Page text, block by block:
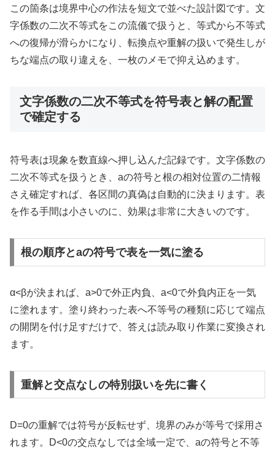
この箇条は境界中心の作法を短文で並べた設計図です。文
字係数の二次不等式をこの流儀で扱うと、等式から不等式
への復帰が滑らかになり、転換点や重解の扱いで発生しが
ちな端点の取り違えを、一枚のメモで抑え込めます。
文字係数の二次不等式を符号表と解の配置
で確定する
符号表は現象を数直線へ押し込んだ記録です。文字係数の
二次不等式を扱うとき、aの符号と根の相対位置の二情報
さえ確定すれば、各区間の真偽は自動的に決まります。表
を作る手間は小さいのに、効果は非常に大きいのです。
根の順序とaの符号で表を一気に塗る
α<βが決まれば、a>0で外正内負、a<0で外負内正を一気
に塗れます。塗り終わった表へ不等号の種類に応じて端点
の開閉を付け足すだけで、答えは読み取り作業に変換され
ます。
重解と交点なしの特別扱いを先に書く
D=0の重解では符号が反転せず、境界のみが等号で採用さ
れます。D<0の交点なしでは全域一定で、aの符号と不等